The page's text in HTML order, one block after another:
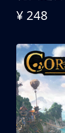
¥ 248